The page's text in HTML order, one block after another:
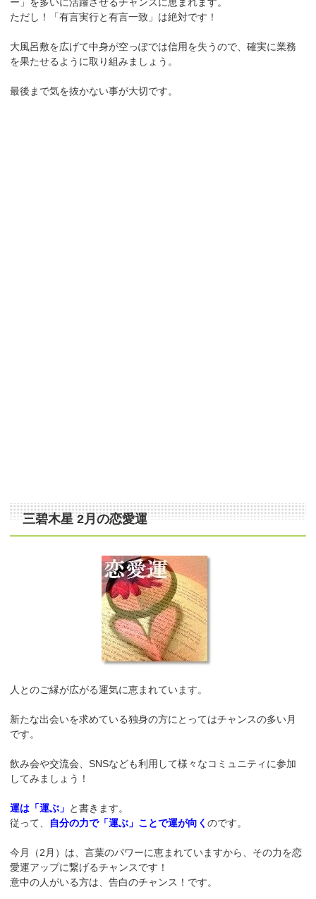
ただし！「有言実行と有言一致」は絶対です！
大風呂敷を広げて中身が空っぽでは信用を失うので、確実に業務
を果たせるように取り組みましょう。
最後まで気を抜かない事が大切です。
三碧木星 2月の恋愛運
人とのご縁が広がる運気に恵まれています。
新たな出会いを求めている独身の方にとってはチャンスの多い月
です。
飲み会や交流会、SNSなども利用して様々なコミュニティに参加
してみましょう！
運は「運ぶ」 と書きます。
従って、 自分の力で「運ぶ」ことで運が向くのです。
今月（2月）は、言葉のパワーに恵まれていますから、その力を恋
愛運アップに繋げるチャンスです！
意中の人がいる方は、告白のチャンス！です。